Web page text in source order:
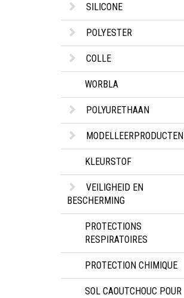
SILICONE
POLYESTER
COLLE
WORBLA
POLYURETHAAN
MODELLEERPRODUCTEN
KLEURSTOF
VEILIGHEID EN
BESCHERMING
PROTECTIONS
RESPIRATOIRES
PROTECTION CHIMIQUE
SOL CAOUTCHOUC POUR